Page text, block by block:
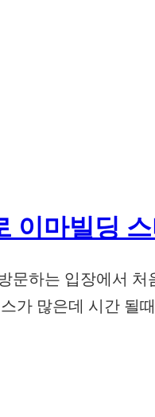
이마빌딩
문하는 입장에서
가 많은데 시간 될